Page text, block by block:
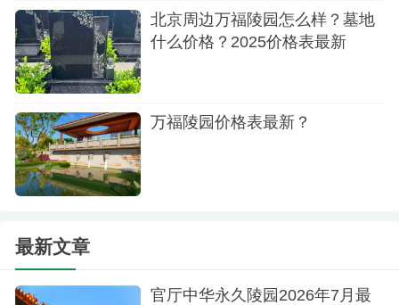
真龙园印度红价格258000元
真龙园莲花底座价格298000元。
以上就是关于易县万福陵园电话及墓地价格介
绍。陵园正规合法、地理位置优越、环境优美，是
个不可多得的安息之地。更多咨询400-0970680
北京周边万福陵园怎么样？墓地
什么价格？2025价格表最新
万福陵园价格表最新？
最新文章
官厅中华永久陵园2026年7月最